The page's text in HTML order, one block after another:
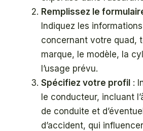
Remplissez le
Indiquez les
concernant votre quad,
marque, le modèle, la
l’usage prévu.
Spécifiez votre profil :
le conducteur, incluant
de conduite et
d’accident, qui